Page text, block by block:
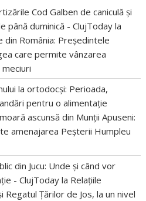
Cod Galben de caniculă și
până duminică - ClujToday la
România: Președintele
care permite vânzarea
la ortodocși: Perioada,
pentru o alimentație
ascunsă din Munții Apuseni:
amenajarea Peșterii Humpleu
din Jucu: Unde și când vor
- ClujToday la Relațiile
Țărilor de Jos, la un nivel